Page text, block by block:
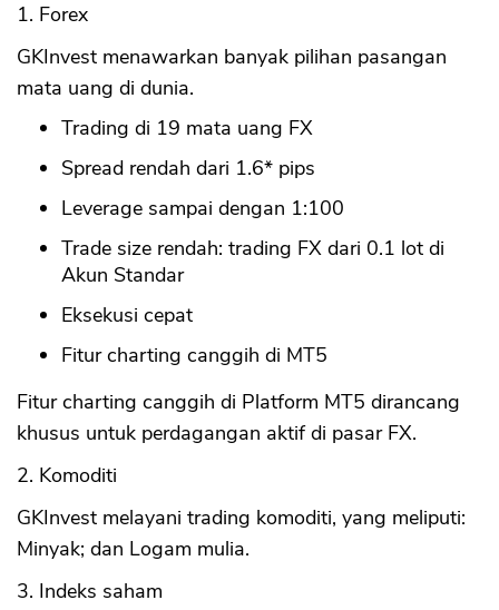
1. Forex
GKInvest menawarkan banyak pilihan pasangan
mata uang di dunia.
Trading di 19 mata uang FX
Spread rendah dari 1.6* pips
Leverage sampai dengan 1:100
Trade size rendah: trading FX dari 0.1 lot di
Akun Standar
Eksekusi cepat
Fitur charting canggih di MT5
Fitur charting canggih di Platform MT5 dirancang
khusus untuk perdagangan aktif di pasar FX.
2. Komoditi
GKInvest melayani trading komoditi, yang meliputi:
Minyak; dan Logam mulia.
3. Indeks saham